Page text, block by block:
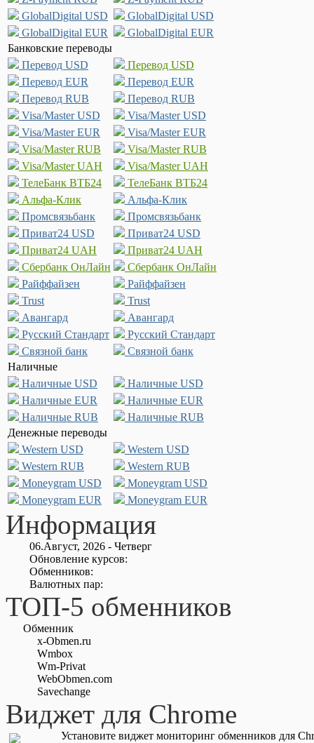
GlobalDigital USD
GlobalDigital USD
GlobalDigital EUR
GlobalDigital EUR
Банковские переводы
Перевод USD
Перевод USD
Перевод EUR
Перевод EUR
Перевод RUB
Перевод RUB
Visa/Master USD
Visa/Master USD
Visa/Master EUR
Visa/Master EUR
Visa/Master RUB
Visa/Master RUB
Visa/Master UAH
Visa/Master UAH
ТелеБанк ВТБ24
ТелеБанк ВТБ24
Альфа-Клик
Альфа-Клик
Промсвязьбанк
Промсвязьбанк
Приват24 USD
Приват24 USD
Приват24 UAH
Приват24 UAH
Сбербанк ОнЛайн
Сбербанк ОнЛайн
Райффайзен
Райффайзен
Trust
Trust
Авангард
Авангард
Русский Стандарт
Русский Стандарт
Связной банк
Связной банк
Наличные
Наличные USD
Наличные USD
Наличные EUR
Наличные EUR
Наличные RUB
Наличные RUB
Денежные переводы
Western USD
Western USD
Western RUB
Western RUB
Moneygram USD
Moneygram USD
Moneygram EUR
Moneygram EUR
Информация
06.Август, 2026 - Четверг
Обновление курсов:
Обменников:
Валютных пар:
ТОП-5 обменников
Обменник
x-Obmen.ru
Wmbox
Wm-Privat
WebObmen.com
Savechange
Виджет для Chrome
Установите виджет мониторинг обменников для